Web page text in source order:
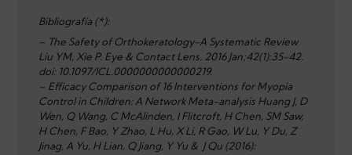
Bibliografía (*):
– The Safety of Orthokeratology-A Systematic Review
Liu YM, Xie P. Eye & Contact Lens. 2016 Jan;42(1):35-42.
doi: 10.1097/ICL.0000000000000219.
– Efficacy Comparison of 16 Interventions for Myopia
Control in Children: A Network Meta-analysis Huang J, D
Wen, Q Wang, C McAlinden, I Flitcroft, H Chen, SM Saw,
H Chen, F Bao, Y Zhao, L Hu, X Li, R Gao, W Lu, Y Du, Z
Jinag, A Yu, H Lian, Q Jiang, Y Yu & J Qu (2016):